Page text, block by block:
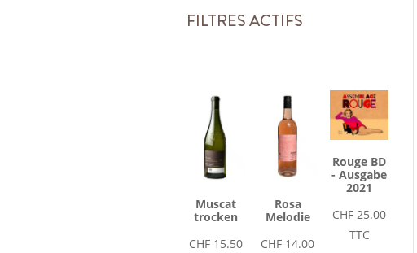
FILTRES ACTIFS
Muscat
trocken
CHF 15.50
Rosa
Melodie
CHF 14.00
Rouge BD
- Ausgabe
2021
CHF 25.00
TTC